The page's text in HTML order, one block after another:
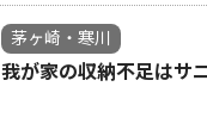
茅ヶ崎・寒川
我が家の収納不足はサ